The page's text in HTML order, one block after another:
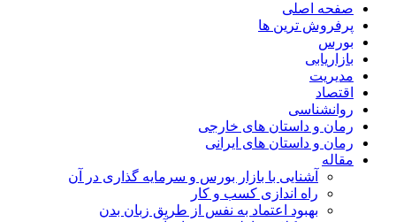
صفحه اصلی
پرفروش ترین ها
بورس
بازاریابی
مدیریت
اقتصاد
روانشناسی
رمان و داستان های خارجی
رمان و داستان های ایرانی
مقاله
آشنایی با بازار بورس و سرمایه گذاری در آن
راه اندازی کسب و کار
بهبود اعتماد به نفس از طریق زبان بدن